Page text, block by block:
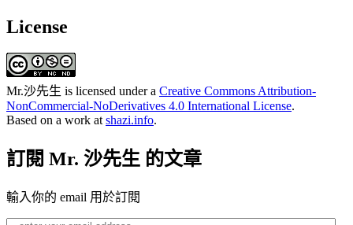
License
Mr.沙先生 is licensed under a Creative Commons Attribution-
NonCommercial-NoDerivatives 4.0 International License.
Based on a work atshazi.info.
訂閱 Mr. 沙先生 的文章
輸入你的 email 用於訂閱